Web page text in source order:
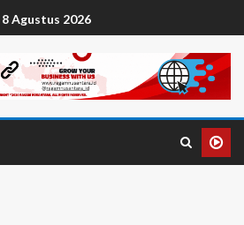
8 Agustus 2026